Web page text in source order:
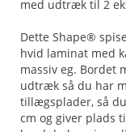
med udtræk til 2
Dette Shape®
hvid laminat med
massiv eg. Bordet
udtræk så du har
tillægsplader, så
cm og giver plads